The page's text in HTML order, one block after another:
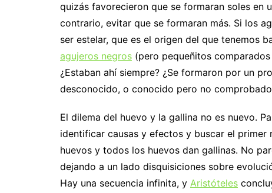
quizás favorecieron que se formaran soles en
contrario, evitar que se formaran más. Si los
ser estelar, que es el origen del que tenemos
agujeros negros (pero pequeñitos
¿Estaban ahí siempre? ¿Se formaron por un
desconocido, o conocido pero no
El dilema del huevo y la gallina no es nuevo.
identificar causas y efectos y buscar el
huevos y todos los huevos dan gallinas. No
dejando a un lado disquisiciones sobre
Hay una secuencia infinita, y Aristóteles